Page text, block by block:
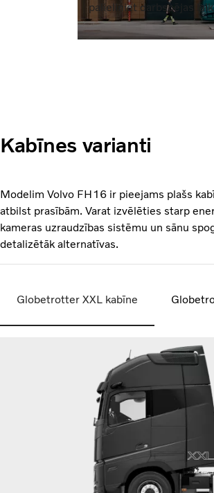
palieliniet darbspējas
Kabīnes varianti
Modelim Volvo FH16 ir pieejams plašs
atbilst prasībām. Varat izvēlēties starp
kameras uzraudzības sistēmu un sānu
detalizētāk alternatīvas.
Globetrotter XXL kabīne